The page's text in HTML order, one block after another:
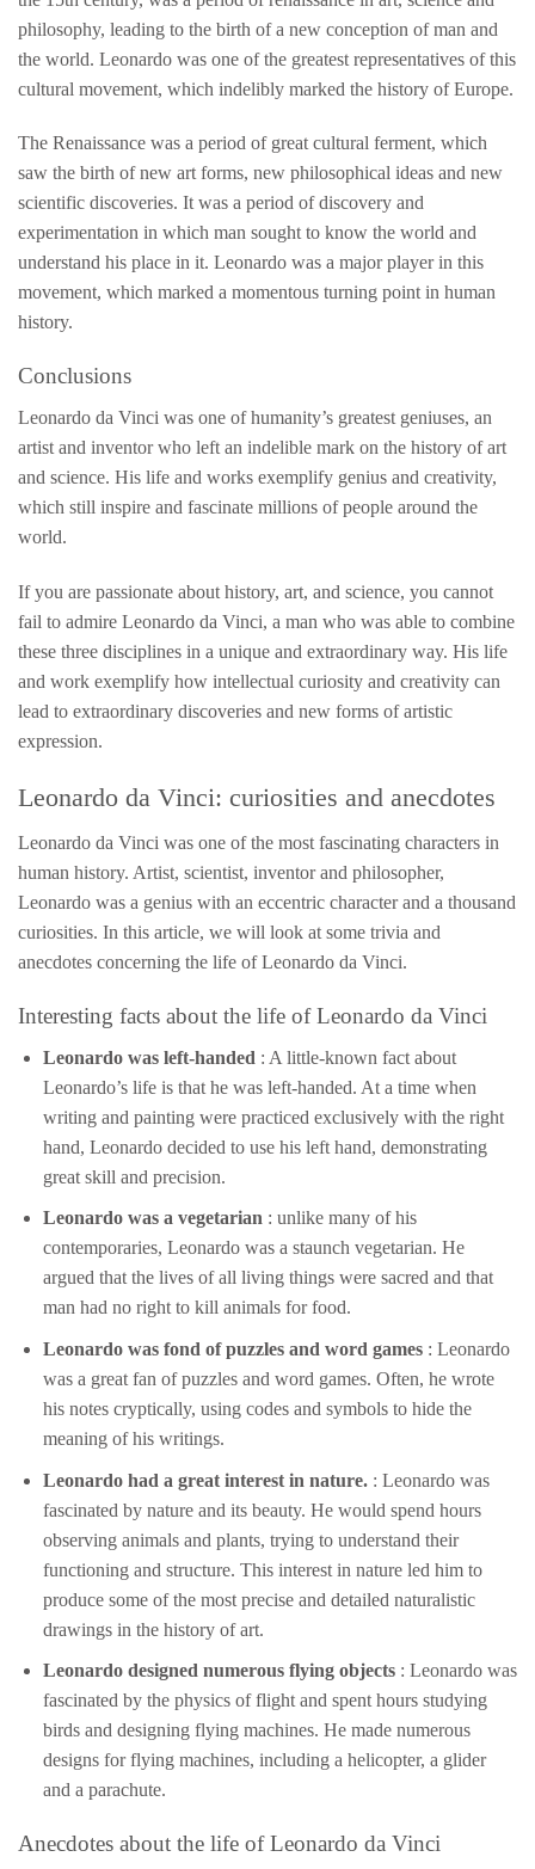
philosophy, leading to the birth of a new conception of man and
the world. Leonardo was one of the greatest representatives of this
cultural movement, which indelibly marked the history of Europe.
The Renaissance was a period of great cultural ferment, which
saw the birth of new art forms, new philosophical ideas and new
scientific discoveries. It was a period of discovery and
experimentation in which man sought to know the world and
understand his place in it. Leonardo was a major player in this
movement, which marked a momentous turning point in human
history.
Conclusions
Leonardo da Vinci was one of humanity’s greatest geniuses, an
artist and inventor who left an indelible mark on the history of art
and science. His life and works exemplify genius and creativity,
which still inspire and fascinate millions of people around the
world.
If you are passionate about history, art, and science, you cannot
fail to admire Leonardo da Vinci, a man who was able to combine
these three disciplines in a unique and extraordinary way. His life
and work exemplify how intellectual curiosity and creativity can
lead to extraordinary discoveries and new forms of artistic
expression.
Leonardo da Vinci: curiosities and anecdotes
Leonardo da Vinci was one of the most fascinating characters in
human history. Artist, scientist, inventor and philosopher,
Leonardo was a genius with an eccentric character and a thousand
curiosities. In this article, we will look at some trivia and
anecdotes concerning the life of Leonardo da Vinci.
Interesting facts about the life of Leonardo da Vinci
Leonardo was left-handed : A little-known fact about
Leonardo’s life is that he was left-handed. At a time when
writing and painting were practiced exclusively with the right
hand, Leonardo decided to use his left hand, demonstrating
great skill and precision.
Leonardo was a vegetarian: unlike many of his
contemporaries, Leonardo was a staunch vegetarian. He
argued that the lives of all living things were sacred and that
man had no right to kill animals for food.
Leonardo was fond of puzzles and word games: Leonardo
was a great fan of puzzles and word games. Often, he wrote
his notes cryptically, using codes and symbols to hide the
meaning of his writings.
Leonardo had a great interest in nature.: Leonardo was
fascinated by nature and its beauty. He would spend hours
observing animals and plants, trying to understand their
functioning and structure. This interest in nature led him to
produce some of the most precise and detailed naturalistic
drawings in the history of art.
Leonardo designed numerous flying objects: Leonardo was
fascinated by the physics of flight and spent hours studying
birds and designing flying machines. He made numerous
designs for flying machines, including a helicopter, a glider
and a parachute.
Anecdotes about the life of Leonardo da Vinci